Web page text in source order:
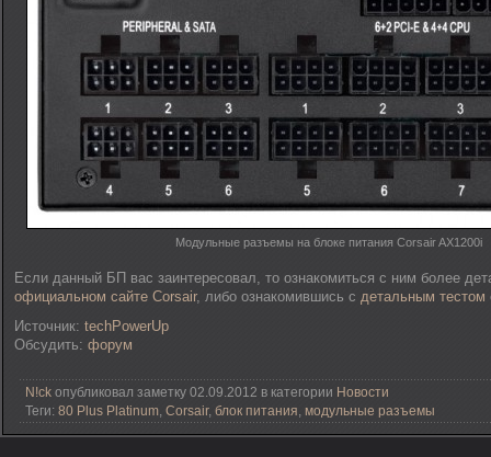
Модульные разъемы на блоке питания Corsair AX1200i
Если данный БП вас заинтересовал, то ознакомиться с ним более
официальном сайте Corsair, либо ознакомившись с детальным тестом
Источник: techPowerUp
Обсудить: форум
N!ck опубликовал заметку 02.09.2012 в категории Новости
Теги: 80 Plus Platinum, Corsair, блок питания, модульные разъемы